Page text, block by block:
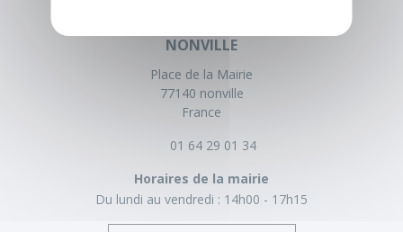
NONVILLE
Place de la Mairie
77140 nonville
France
01 64 29 01 34
Horaires de la mairie
Du lundi au vendredi : 14h00 - 17h15